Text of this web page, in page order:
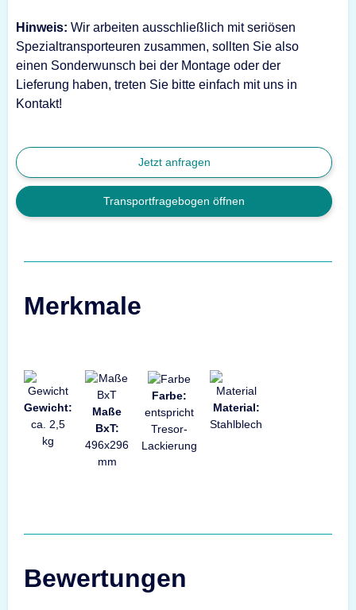
Hinweis: Wir arbeiten ausschließlich mit seriösen
Spezialtransporteuren zusammen, sollten Sie also
einen Sonderwunsch bei der Montage oder der
Lieferung haben, treten Sie bitte einfach mit uns in
Kontakt!
Jetzt anfragen
Transportfragebogen öffnen
Merkmale
Gewicht:
ca. 2,5
kg
Maße
BxT:
496x296
mm
Farbe:
entspricht
Tresor-
Lackierung
Material:
Stahlblech
Bewertungen